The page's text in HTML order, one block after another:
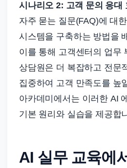
시나리오 2: 고객 문의 응대
자주 묻는 질문(FAQ)에 대
시스템을 구축하는 방법을
이를 통해 고객센터의 업무
상담원은 더 복잡하고 전문
집중하여 고객 만족도를 높
아카데미에서는 이러한 AI
기본 원리와 실습을 제공합
AI 실무 교육에